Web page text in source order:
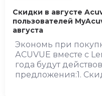
Скидки в августе
пользователей
августа
Экономь при
АCUVUE вместе с
года будут
предложения:1.